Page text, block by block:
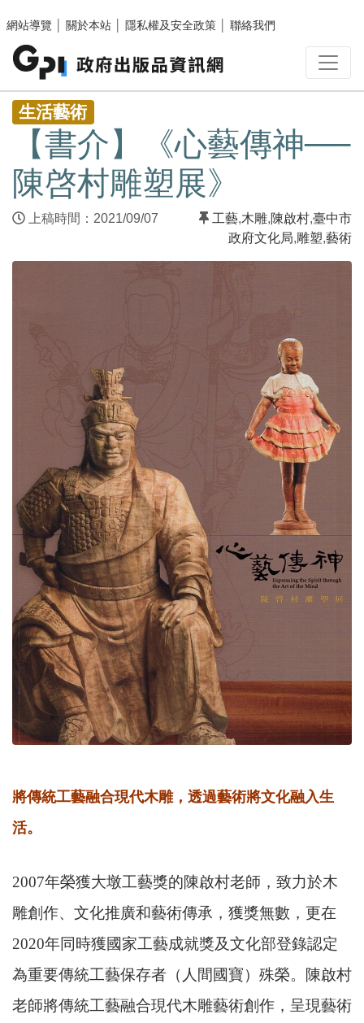
網站導覽
關於本站 隱私權及安全政策 聯絡我們
:::
生活藝術
【書介】《心藝傳神──
陳啓村雕塑展》
上稿時間：2021/09/07 工藝,木雕,陳啟村,臺中市
政府文化局,雕塑,藝術
將傳統工藝融合現代木雕，透過藝術將文化融入生
活。
2007年榮獲大墩工藝獎的陳啟村老師，致力於木
雕創作、文化推廣和藝術傳承，獲獎無數，更在
2020年同時獲國家工藝成就獎及文化部登錄認定
為重要傳統工藝保存者（人間國寶）殊榮。陳啟村
老師將傳統工藝融合現代木雕藝術創作，呈現藝術